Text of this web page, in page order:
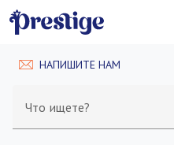
НАПИШИТЕ НАМ
Что ищете?